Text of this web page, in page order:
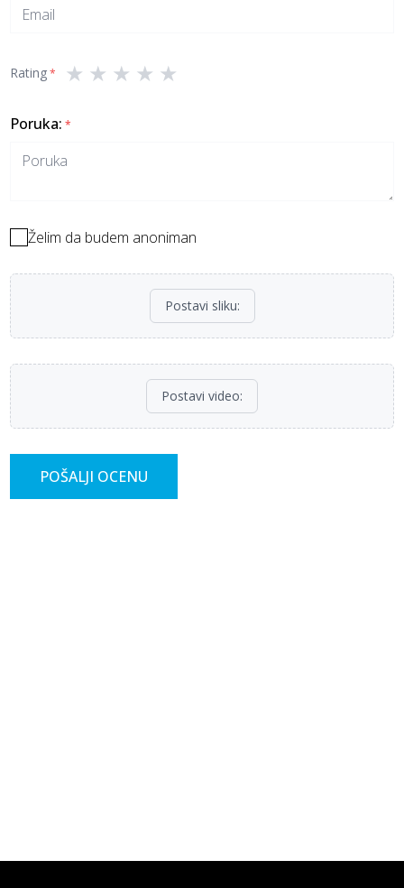
Rating* ★ ★ ★ ★ ★
Poruka: *
Želim da budem anoniman
Postavi sliku:
Postavi video:
POŠALJI OCENU